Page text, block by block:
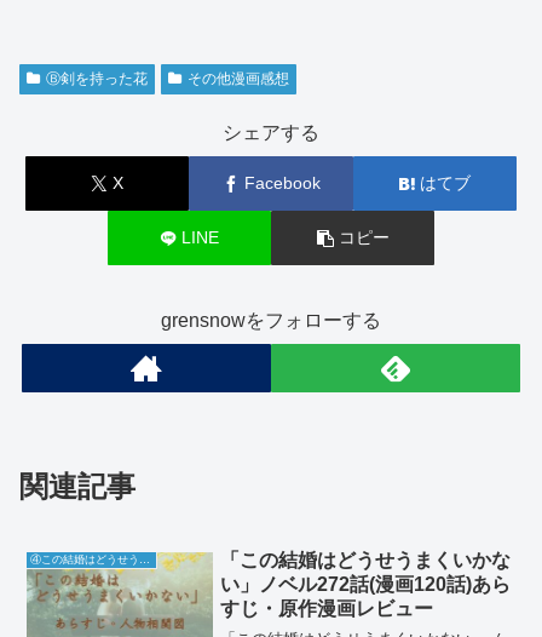
Ⓑ剣を持った花 その他漫画感想
シェアする
X Facebook はてブ
LINE コピー
grensnowをフォローする
関連記事
④この結婚はどうせうまくいかない
「この結婚はどうせうまくいかな
い」ノベル272話(漫画120話)あら
すじ・原作漫画レビュー